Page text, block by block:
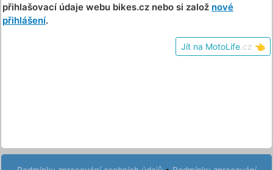
přihlašovací údaje webu bikes.cz nebo si založ nové
přihlášení.
Jít na MotoLife .cz 👈